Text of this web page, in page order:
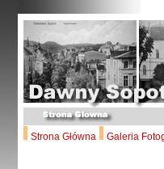
Strona Główna Galeria